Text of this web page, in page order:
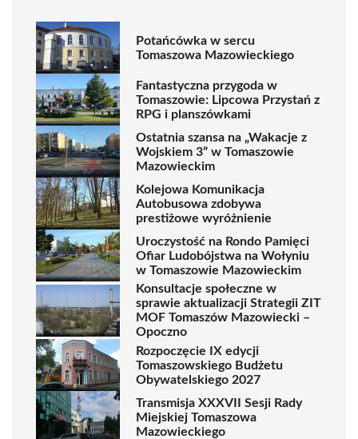
Potańcówka w sercu
Tomaszowa Mazowieckiego
Fantastyczna przygoda w
Tomaszowie: Lipcowa Przystań z
RPG i planszówkami
Ostatnia szansa na „Wakacje z
Wojskiem 3” w Tomaszowie
Mazowieckim
Kolejowa Komunikacja
Autobusowa zdobywa
prestiżowe wyróżnienie
Uroczystość na Rondo Pamięci
Ofiar Ludobójstwa na Wołyniu
w Tomaszowie Mazowieckim
Konsultacje społeczne w
sprawie aktualizacji Strategii ZIT
MOF Tomaszów Mazowiecki –
Opoczno
Rozpoczęcie IX edycji
Tomaszowskiego Budżetu
Obywatelskiego 2027
Transmisja XXXVII Sesji Rady
Miejskiej Tomaszowa
Mazowieckiego